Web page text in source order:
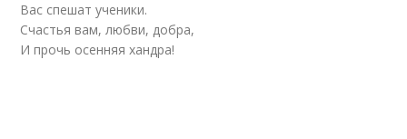
Вас спешат ученики.
Счастья вам, любви, добра,
И прочь осенняя хандра!